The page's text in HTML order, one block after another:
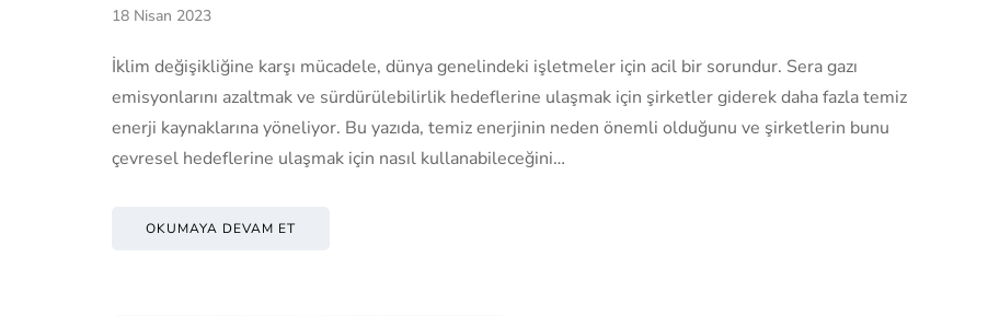
18 Nisan 2023
İklim değişikliğine karşı mücadele, dünya genelindeki işletmeler için acil bir sorundur. Sera gazı
emisyonlarını azaltmak ve sürdürülebilirlik hedeflerine ulaşmak için şirketler giderek daha fazla temiz
enerji kaynaklarına yöneliyor. Bu yazıda, temiz enerjinin neden önemli olduğunu ve şirketlerin bunu
çevresel hedeflerine ulaşmak için nasıl kullanabileceğini…
OKUMAYA DEVAM ET